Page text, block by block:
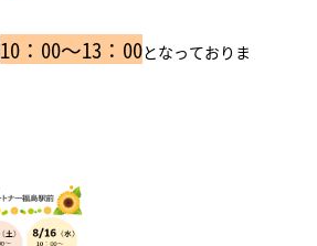
10：00～13：00となっておりま